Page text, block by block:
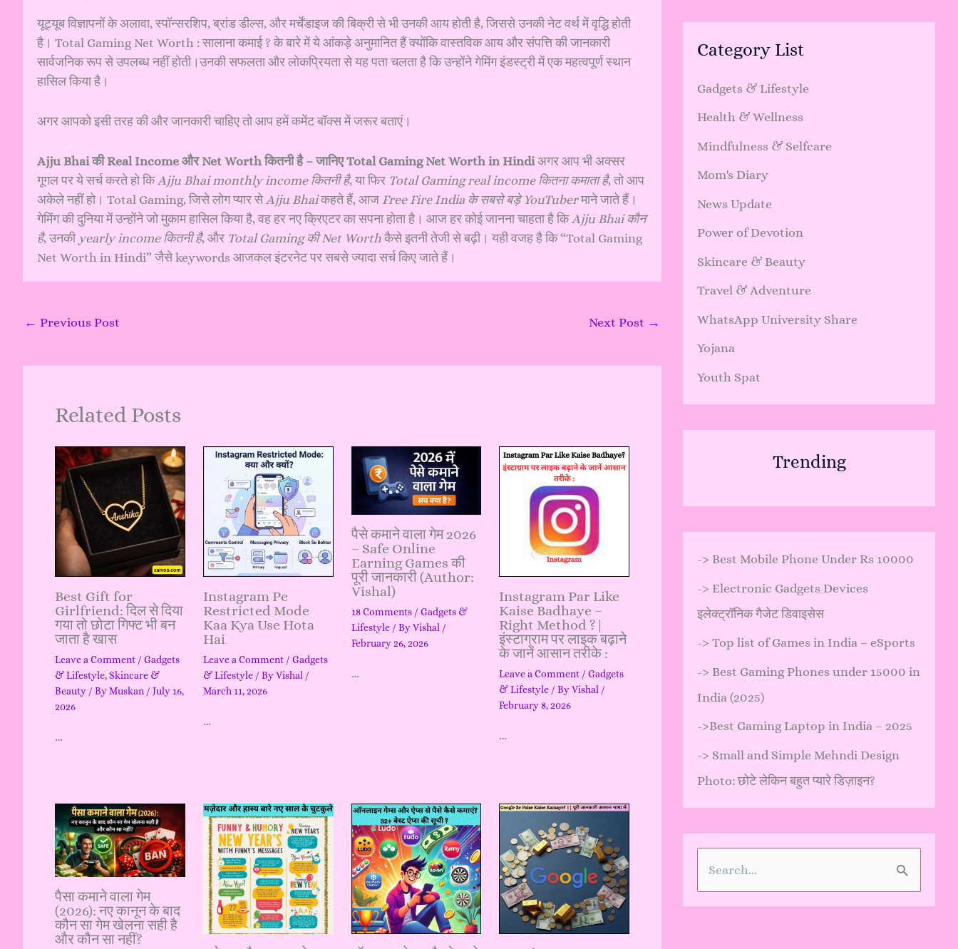
यूट्यूब विज्ञापनों के अलावा, स्पॉन्सरशिप, ब्रांड डील्स, और मर्चेंडाइज की बिक्री से भी उनकी आय होती है, जिससे उनकी नेट वर्थ में वृद्धि होती
है। Total Gaming Net Worth : सालाना कमाई ? के बारे में ये आंकड़े अनुमानित हैं क्योंकि वास्तविक आय और संपत्ति की जानकारी
सार्वजनिक रूप से उपलब्ध नहीं होती।उनकी सफलता और लोकप्रियता से यह पता चलता है कि उन्होंने गेमिंग इंडस्ट्री में एक महत्वपूर्ण स्थान
हासिल किया है।
अगर आपको इसी तरह की और जानकारी चाहिए तो आप हमें कमेंट बॉक्स में जरूर बताएं।
Ajju Bhai की Real Income और Net Worth कितनी है – जानिए Total Gaming Net Worth in Hindiअगर आप भी अक्सर
गूगल पर ये सर्च करते हो कि Ajju Bhai monthly income कितनी है, या फिर Total Gaming real income कितना कमाता है, तो आप
अकेले नहीं हो। Total Gaming, जिसे लोग प्यार से Ajju Bhaiकहते हैं, आज Free Fire India के सबसे बड़े YouTuberमाने जाते हैं।
गेमिंग की दुनिया में उन्होंने जो मुकाम हासिल किया है, वह हर नए क्रिएटर का सपना होता है। आज हर कोई जानना चाहता है कि Ajju Bhai कौन
है, उनकी yearly income कितनी है, और Total Gaming की Net Worthकैसे इतनी तेजी से बढ़ी। यही वजह है कि “Total Gaming
Net Worth in Hindi” जैसे keywords आजकल इंटरनेट पर सबसे ज्यादा सर्च किए जाते हैं।
← Previous Post Next Post →
Related Posts
Best Gift for
Girlfriend: दिल से दिया
गया तो छोटा गिफ्ट भी बन
जाता है खास
Leave a Comment / Gadgets
& Lifestyle,Skincare &
Beauty / ByMuskan / July 16,
2026
…
Instagram Pe
Restricted Mode
Kaa Kya Use Hota
Hai
Leave a Comment / Gadgets
& Lifestyle/ ByVishal /
March 11, 2026
…
पैसे कमाने वाला गेम 2026
– Safe Online
Earning Games की
पूरी जानकारी (Author:
Vishal)
18 Comments / Gadgets &
Lifestyle/ ByVishal /
February 26, 2026
…
Instagram Par Like
Kaise Badhaye –
Right Method ?|
इंस्टाग्राम पर लाइक बढ़ाने
के जानें आसान तरीके :
Leave a Comment /Gadgets
& Lifestyle / ByVishal /
February 8, 2026
…
पैसा कमाने वाला गेम
(2026): नए कानून के बाद
कौन सा गेम खेलना सही है
और कौन सा नहीं?
Category List
Gadgets & Lifestyle
Health & Wellness
Mindfulness & Selfcare
Mom's Diary
News Update
Power of Devotion
Skincare & Beauty
Travel & Adventure
WhatsApp University Share
Yojana
Youth Spat
Trending
-> Best Mobile Phone Under Rs 10000
-> Electronic Gadgets Devices
इलेक्ट्रॉनिक गैजेट डिवाइसेस
-> Top list of Games in India – eSports
-> Best Gaming Phones under 15000 in
India (2025)
->Best Gaming Laptop in India – 2025
-> Small and Simple Mehndi Design
Photo: छोटे लेकिन बहुत प्यारे डिज़ाइन?